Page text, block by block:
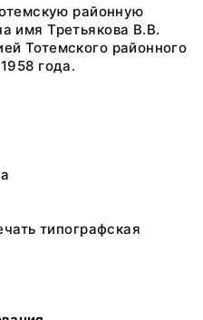
районную
имя Третьякова В.В.
Тотемского районного
года.
типографская